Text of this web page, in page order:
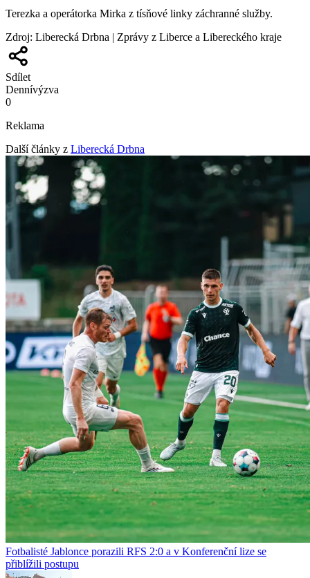
Terezka a operátorka Mirka z tísňové linky záchranné služby.
Zdroj: Liberecká Drbna | Zprávy z Liberce a Libereckého kraje
Sdílet
Dennívýzva
0
Reklama
Další články z Liberecká Drbna
Fotbalisté Jablonce porazili RFS 2:0 a v Konferenční lize se
přiblížili postupu